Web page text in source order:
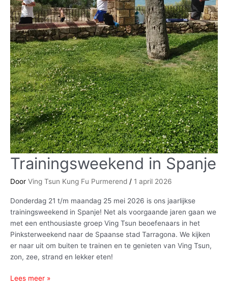
Trainingsweekend in Spanje
Door Ving Tsun Kung Fu Purmerend / 1 april 2026
Donderdag 21 t/m maandag 25 mei 2026 is ons jaarlijkse
trainingsweekend in Spanje! Net als voorgaande jaren gaan we
met een enthousiaste groep Ving Tsun beoefenaars in het
Pinksterweekend naar de Spaanse stad Tarragona. We kijken
er naar uit om buiten te trainen en te genieten van Ving Tsun,
zon, zee, strand en lekker eten!
Trainingsweekend
in
Spanje
Lees meer »